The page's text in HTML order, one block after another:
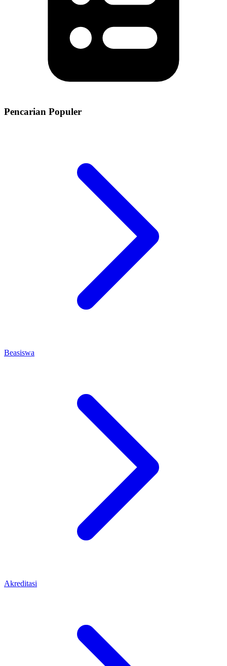
Pencarian Populer
Beasiswa
Akreditasi